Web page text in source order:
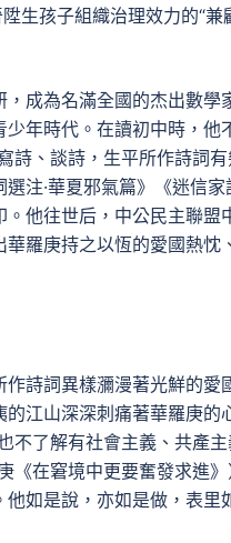
生孩子組織治理效力的“
成為名滿全國的杰出數
年時代。在讀初中時，他
詩、談詩，生平所作詩詞
注·華夏邪氣篇》《迷信
他往世后，中公民主聯盟
羅庚持之以恆的愛國熱
詩詞異樣瀰漫著光鮮的
江山深深刺痛著華羅庚的
不了解有社會主義、共產
《在窘境中更要奮發求進
如是說，亦如是做，表里